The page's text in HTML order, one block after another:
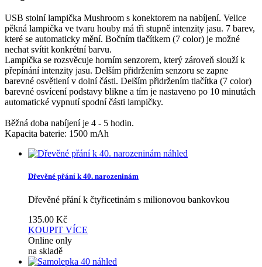
USB stolní lampička Mushroom s konektorem na nabíjení. Velice
pěkná lampička ve tvaru houby má tři stupně intenzity jasu. 7 barev,
které se automaticky mění. Bočním tlačítkem (7 color) je možné
nechat svítit konkrétní barvu.
Lampička se rozsvěcuje horním senzorem, který zároveň slouží k
přepínání intenzity jasu. Delším přidržením senzoru se zapne
barevné osvětlení v dolní části. Delším přidržením tlačítka (7 color)
barevné osvícení podstavy blikne a tím je nastaveno po 10 minutách
automatické vypnutí spodní části lampičky.
Běžná doba nabíjení je 4 - 5 hodin.
Kapacita baterie: 1500 mAh
náhled
Dřevěné přání k 40. narozeninám
Dřevěné přání k čtyřicetinám s milionovou bankovkou
135.00 Kč
KOUPIT VÍCE
Online only
na skladě
náhled